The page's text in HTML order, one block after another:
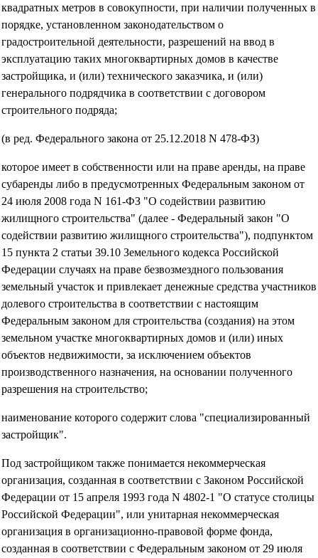
квадратных метров в совокупности, при наличии полученных в
порядке, установленном законодательством о
градостроительной деятельности, разрешений на ввод в
эксплуатацию таких многоквартирных домов в качестве
застройщика, и (или) технического заказчика, и (или)
генерального подрядчика в соответствии с договором
строительного подряда;
(в ред. Федерального закона от 25.12.2018 N 478-ФЗ)
которое имеет в собственности или на праве аренды, на праве
субаренды либо в предусмотренных Федеральным законом от
24 июля 2008 года N 161-ФЗ "О содействии развитию
жилищного строительства" (далее - Федеральный закон "О
содействии развитию жилищного строительства"), подпунктом
15 пункта 2 статьи 39.10 Земельного кодекса Российской
Федерации случаях на праве безвозмездного пользования
земельный участок и привлекает денежные средства участников
долевого строительства в соответствии с настоящим
Федеральным законом для строительства (создания) на этом
земельном участке многоквартирных домов и (или) иных
объектов недвижимости, за исключением объектов
производственного назначения, на основании полученного
разрешения на строительство;
наименование которого содержит слова "специализированный
застройщик".
Под застройщиком также понимается некоммерческая
организация, созданная в соответствии с Законом Российской
Федерации от 15 апреля 1993 года N 4802-1 "О статусе столицы
Российской Федерации", или унитарная некоммерческая
организация в организационно-правовой форме фонда,
созданная в соответствии с Федеральным законом от 29 июля